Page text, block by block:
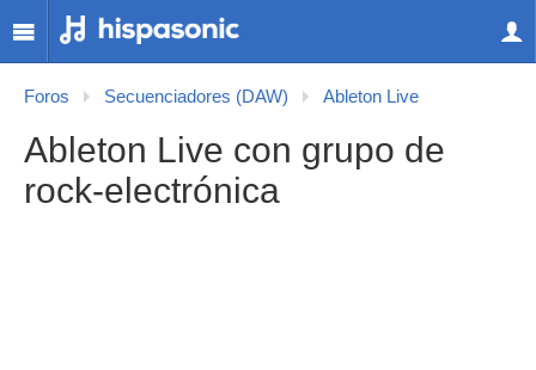
Foros Secuenciadores (DAW) Ableton Live
Ableton Live con grupo de
rock-electrónica